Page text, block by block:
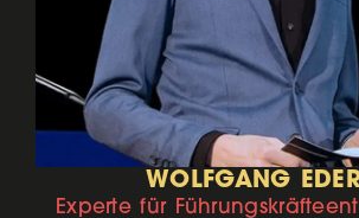
WOLFGANG
Experte für